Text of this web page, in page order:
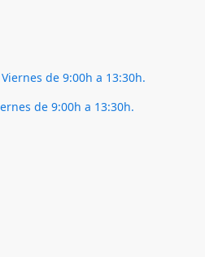
de 9:00h a 13:30h.
de 9:00h a 13:30h.